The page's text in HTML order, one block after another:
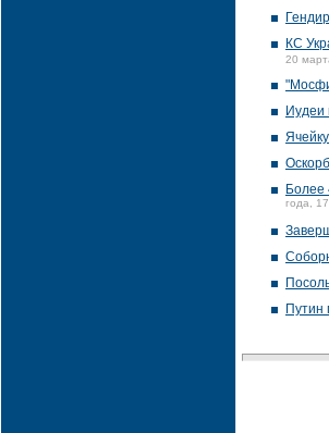
КС
20
Иудеи
Более
года,
Путин